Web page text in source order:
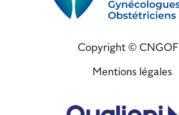
Copyright ©
Mentions légales